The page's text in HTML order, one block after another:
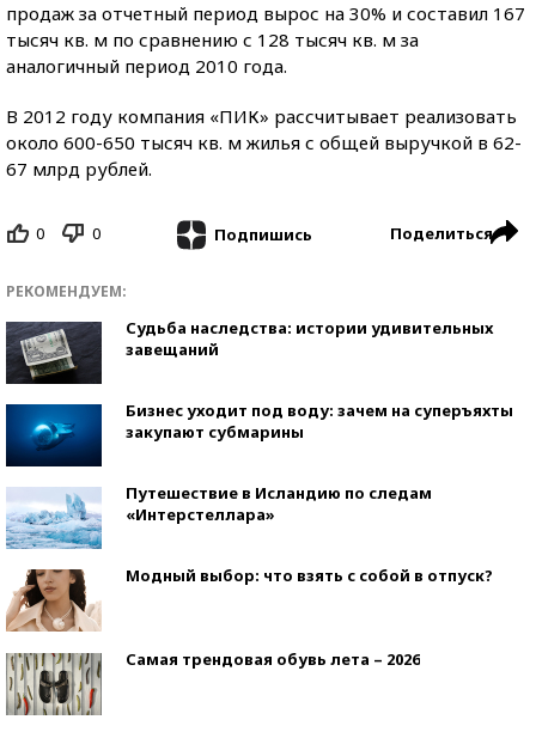
продаж за отчетный период вырос на 30% и составил 167
тысяч кв. м по сравнению с 128 тысяч кв. м за
аналогичный период 2010 года.
В 2012 году компания «ПИК» рассчитывает реализовать
около 600-650 тысяч кв. м жилья с общей выручкой в 62-
67 млрд рублей.
0 0 Подпишись Поделиться
РЕКОМЕНДУЕМ:
Судьба наследства: истории удивительных
завещаний
Бизнес уходит под воду: зачем на суперъяхты
закупают субмарины
Путешествие в Исландию по следам
«Интерстеллара»
Модный выбор: что взять с собой в отпуск?
Самая трендовая обувь лета – 2026